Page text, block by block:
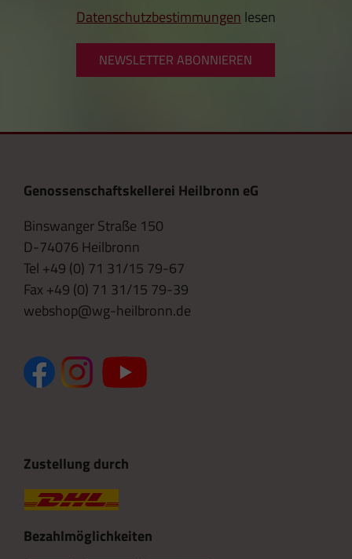
Datenschutzbestimmungen lesen
NEWSLETTER ABONNIEREN
Genossenschaftskellerei Heilbronn eG
Binswanger Straße 150
D-74076 Heilbronn
Tel +49 (0) 71 31/15 79-67
Fax +49 (0) 71 31/15 79-39
webshop@wg-heilbronn.de
Zustellung durch
Bezahlmöglichkeiten